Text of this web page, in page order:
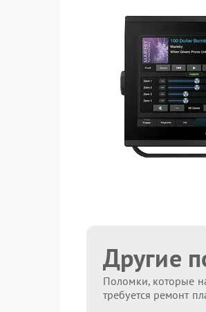
Другие
Поломки, которые
требуется ремонт